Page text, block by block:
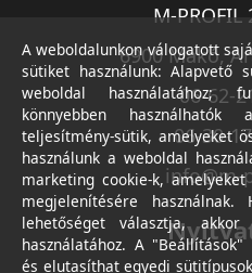
M-PROFIL
6900 Makó,
06-62-
06-30-
A weboldalunkon válogatott
sütiket használunk: Alapvető
weboldal használatához;
könnyebben használhatók
teljesítmény-sütik, amelyeket
használunk a weboldal
marketing cookie-k,
megjelenítésére
lehetőséget választja,
használatához. A
és elutasíthat egyedi